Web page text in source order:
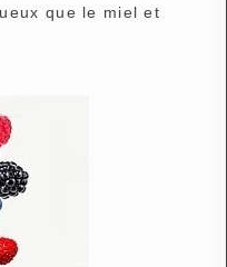
que le miel et